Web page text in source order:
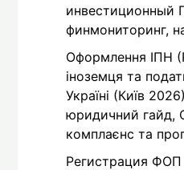
финмониторинг,
Оформлення ІПН
іноземця та
Україні (Київ
юридичний гайд,
комплаєнс та
Регистрация